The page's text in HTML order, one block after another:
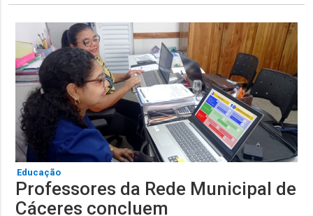
Educação
Professores da Rede Municipal de
Cáceres concluem